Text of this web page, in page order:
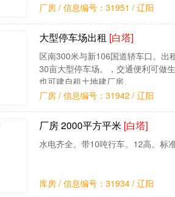
厂房 / 信息编号：31951 / 辽阳
大型停车场出租 [白塔]
区南300米与新106国道轿车口。出
30亩大型停车场。，交通便利可做
也可建自租土地建厂房。
厂房 / 信息编号：31942 / 辽阳
厂房 2000平方平米 [白塔]
水电齐全。带10吨行车。12高。标
库房 / 信息编号：31934 / 辽阳